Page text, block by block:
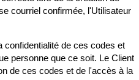
courriel confirmée, l'Utilisateur
confidentialité de ces codes et
personne que ce soit. Le Client
de ces codes et de l'accès à la